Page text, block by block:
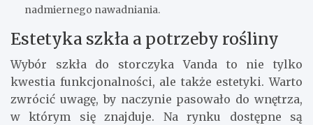
nadmiernego nawadniania.
Estetyka szkła a potrzeby rośliny
Wybór szkła do storczyka Vanda to nie tylko
kwestia funkcjonalności, ale także estetyki. Warto
zwrócić uwagę, by naczynie pasowało do wnętrza,
w którym się znajduje. Na rynku dostępne są